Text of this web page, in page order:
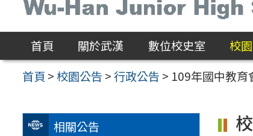
區
首頁 關於武漢 數位校史室 校
首頁 >校園公告 >行政公告 > 109年國中教育
相關公告